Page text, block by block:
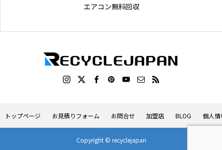
エアコン無料回収
トップページ お見積りフォーム お問合せ 加盟店 BLOG 個人
Copyright © recyclejapan